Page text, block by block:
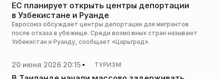
ЕС планирует открыть центры депортации
в Узбекистане и Руанде
Евросоюз обсуждает центры депортации для мигрантов
после отказа в убежище. Среди возможных стран называют
Узбекистан и Руанду, сообщает «Царьград».
20 июня 2026 20:15 ТУРИЗМ